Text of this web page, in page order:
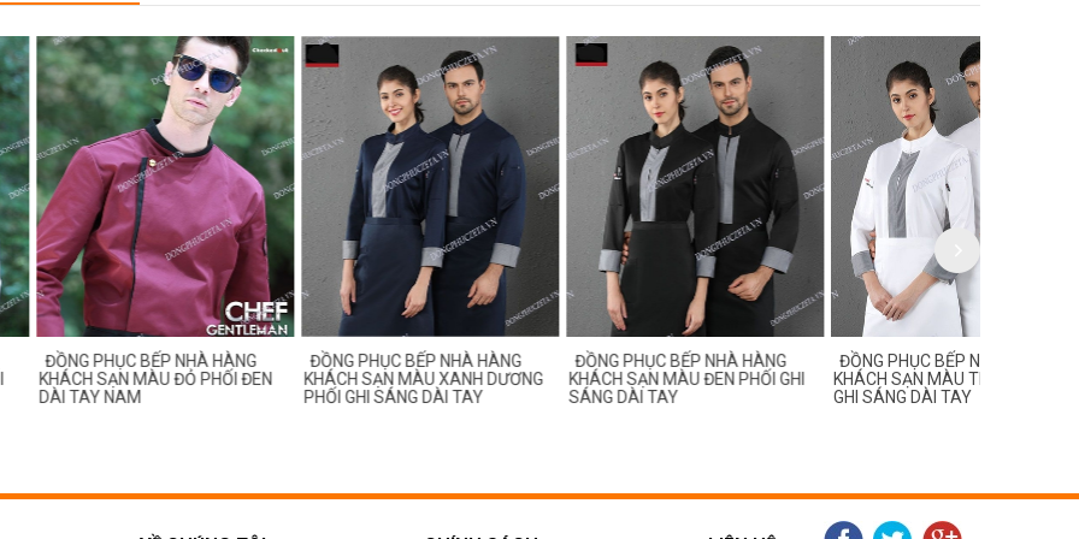
BẾP NHÀ HÀNG
MÀU ĐỎ PHỐI ĐEN
ĐỒNG PHỤC BẾP NHÀ HÀNG
KHÁCH SẠN MÀU XANH DƯƠNG
PHỐI GHI SÁNG DÀI TAY
ĐỒNG PHỤC BẾP NHÀ HÀNG
KHÁCH SẠN MÀU ĐEN PHỐI GHI
SÁNG DÀI TAY
ĐỒNG PHỤC BẾP NHÀ HÀNG
KHÁCH SẠN MÀU TRẮNG PHỐI
GHI SÁNG DÀI TAY